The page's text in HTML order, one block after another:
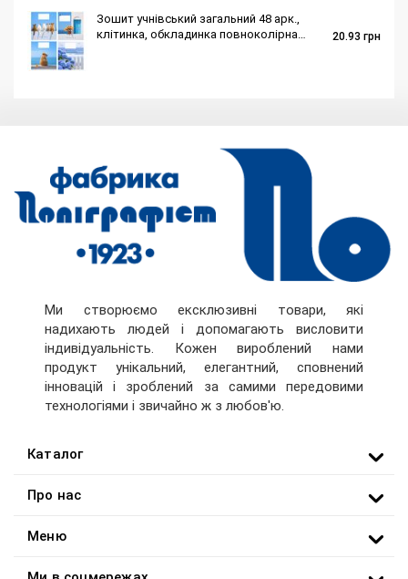
Зошит учнівський загальний 48 арк.,
клітинка, обкладинка повноколірна
20.93 грн
Ми створюємо ексклюзивні товари, які
надихають людей і допомагають висловити
індивідуальність. Кожен вироблений нами
продукт унікальний, елегантний, сповнений
інновацій і зроблений за самими передовими
технологіями і звичайно ж з любов'ю.
Каталог
Про нас
Меню